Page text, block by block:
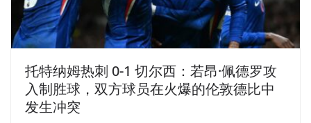
托特纳姆热刺 0-1 切尔西：若昂·佩德罗攻
入制胜球，双方球员在火爆的伦敦德比中
发生冲突